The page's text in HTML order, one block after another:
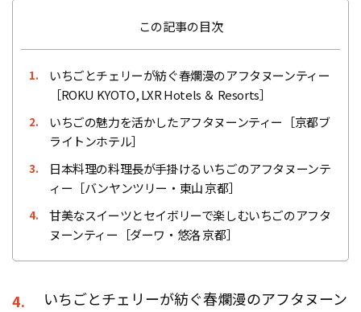
この記事の目次
1.
いちごとチェリーが紡ぐ春爛漫のアフタヌーンティー
［ROKU KYOTO, LXR Hotels ＆ Resorts］
2.
いちごの魅力を活かしたアフタヌーンティー［京都ブ
ライトンホテル］
3.
日本料理の料理長が手掛けるいちごのアフタヌーンテ
ィー［バンヤンツリー・東山 京都］
4.
甘美なスイーツとセイボリーで楽しむいちごのアフタ
ヌーンティー［ダーワ・悠洛 京都］
4.
いちごとチェリーが紡ぐ春爛漫のアフタヌーン